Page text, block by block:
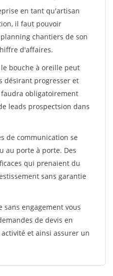
en tant qu'artisan
il faut pouvoir
chantiers de son
d'affaires.
bouche à oreille peut
désirant progresser et
obligatoirement
leads prospectsion dans
de communication se
au porte à porte. Des
qui prenaient du
sans garantie
engagement vous
de devis en
et ainsi assurer un